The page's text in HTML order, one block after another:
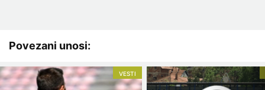
Povezani unosi:
VESTI